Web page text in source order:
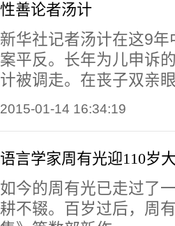
性善论者汤计
新华社记者汤计在这9
案平反。长年为儿申诉
计被调走。在丧子双亲
2015-01-14 16:34:19
语言学家周有光迎110岁
如今的周有光已走过了
耕不辍。百岁过后，周